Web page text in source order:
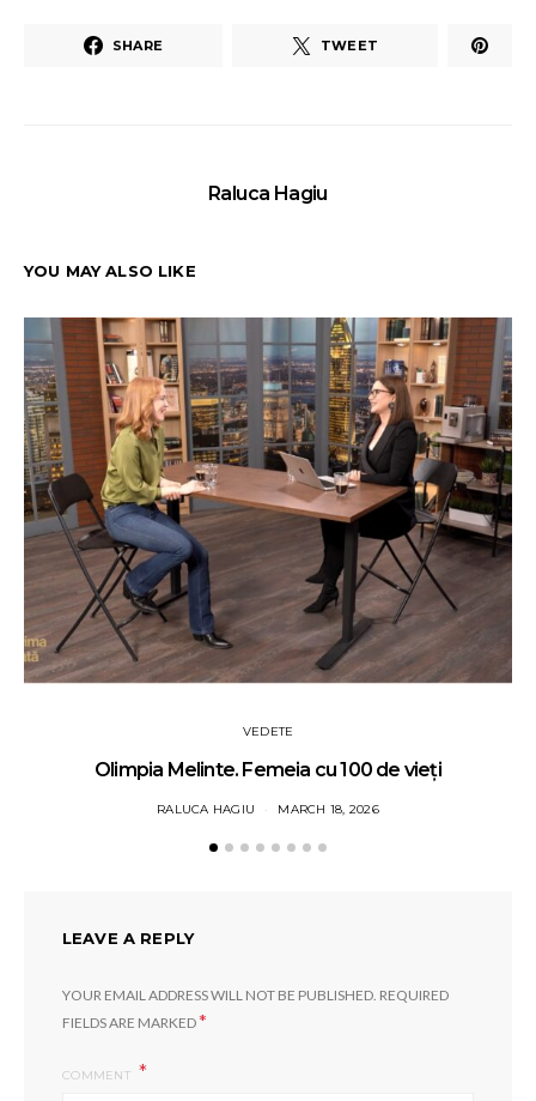
SHARE TWEET
Raluca Hagiu
YOU MAY ALSO LIKE
VEDETE
Olimpia Melinte. Femeia cu 100 de vieți
RALUCA HAGIU MARCH 18, 2026
LEAVE A REPLY
YOUR EMAIL ADDRESS WILL NOT BE PUBLISHED. REQUIRED
FIELDS ARE MARKED*
COMMENT